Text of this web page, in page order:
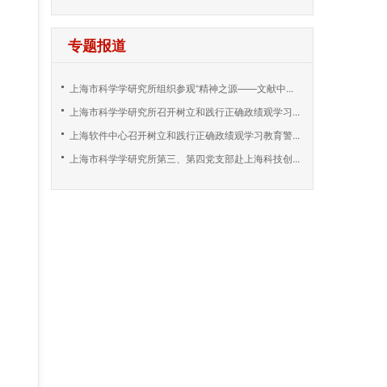
专题报道
上海市科学学研究所组织参观“精神之源——文献中...
上海市科学学研究所召开树立和践行正确政绩观学习...
上海软件中心召开树立和践行正确政绩观学习教育警...
上海市科学学研究所第三、第四党支部赴上海科技创...